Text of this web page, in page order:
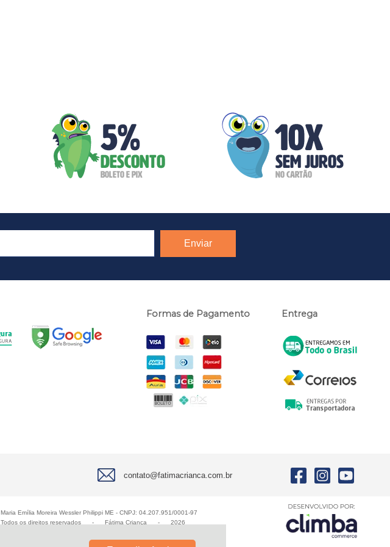
Formas de Pagamento Entrega
contato@fatimacrianca.com.br
Maria Emília Moreira Wessler Philippi ME - CNPJ: 04.207.951/0001-97
Todos os direitos reservados
- Fátima Criança - 2026